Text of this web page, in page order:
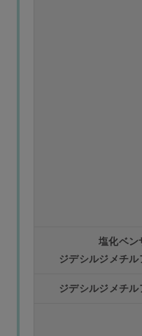
塩化ベン
ジデシルジメチ
ジデシルジメチ